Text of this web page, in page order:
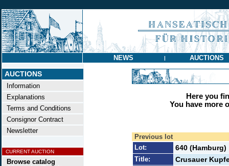
NEWS | AUCTIONS
AUCTIONS
Information
Explanations
Terms and Conditions
Consignor Contract
Newsletter
CURRENT AUCTION
Browse catalog
Here you
You have more
Previous lot
Lot:
640 (Hamburg)
Title: Crusauer